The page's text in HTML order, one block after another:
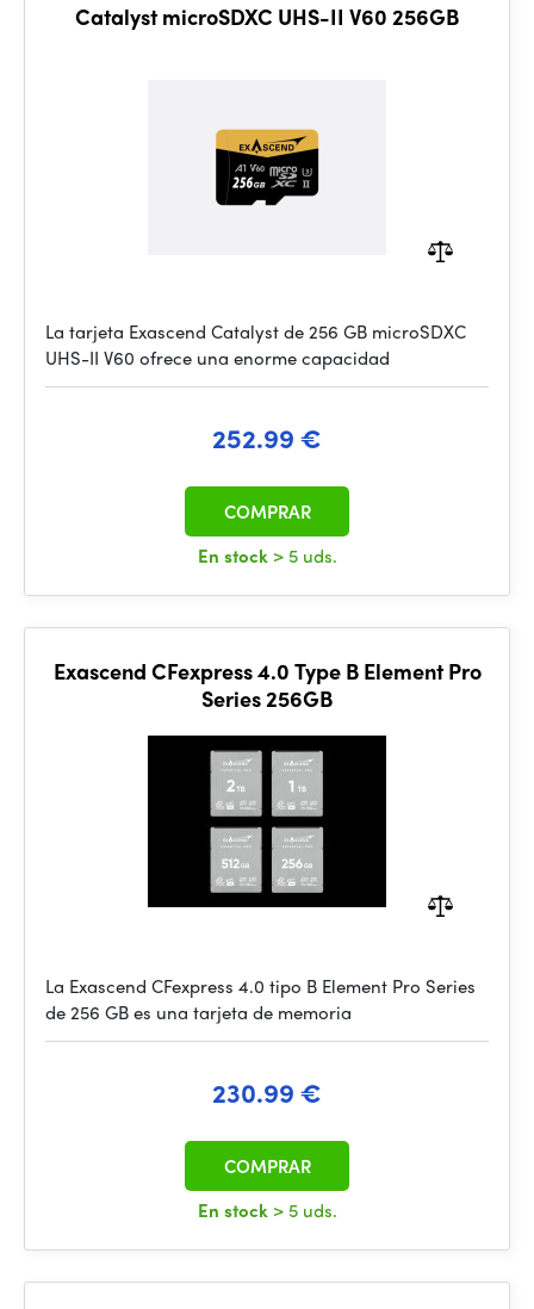
Catalyst microSDXC UHS-II V60 256GB
La tarjeta Exascend Catalyst de 256 GB microSDXC
UHS-II V60 ofrece una enorme capacidad
252.99 €
En stock > 5 uds.
COMPRAR
Exascend CFexpress 4.0 Type B Element Pro
Series 256GB
La Exascend CFexpress 4.0 tipo B Element Pro Series
de 256 GB es una tarjeta de memoria
230.99 €
En stock > 5 uds.
COMPRAR